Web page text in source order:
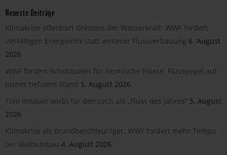
Neueste Beiträge
Klimakrise offenbart Grenzen der Wasserkraft: WWF fordert
vielfältigen Energiemix statt weiterer Flussverbauung 6. August
2026
WWF fordert Schutzpaket für heimische Flüsse: Flusspegel auf
bisher tiefstem Stand 5. August 2026
Toni Innauer wirbt für den Lech als „Fluss des Jahres“ 5. August
2026
Klimakrise als Brandbeschleuniger: WWF fordert mehr Tempo
bei Waldumbau 4. August 2026